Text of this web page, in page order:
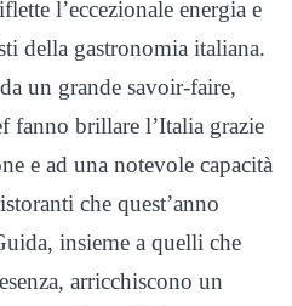
l’eccezionale energia e
della gastronomia italiana.
un grande savoir-faire,
fanno brillare l’Italia grazie
e ad una notevole capacità
che quest’anno
insieme a quelli che
arricchiscono un